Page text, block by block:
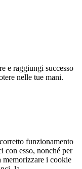
e raggiungi successo
nelle tue mani.
funzionamento
con esso, nonché per
memorizzare i cookie